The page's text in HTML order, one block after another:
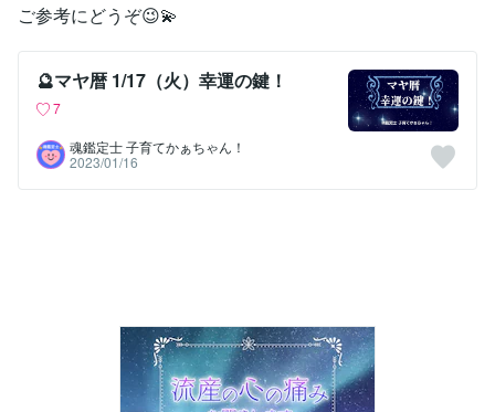
ご参考にどうぞ😉💫
🔮マヤ暦 1/17（火）幸運の鍵！
7
魂鑑定士 子育てかぁちゃん！
2023/01/16